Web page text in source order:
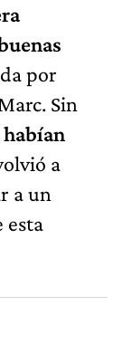
por
Sin
habían
a
a un
esta